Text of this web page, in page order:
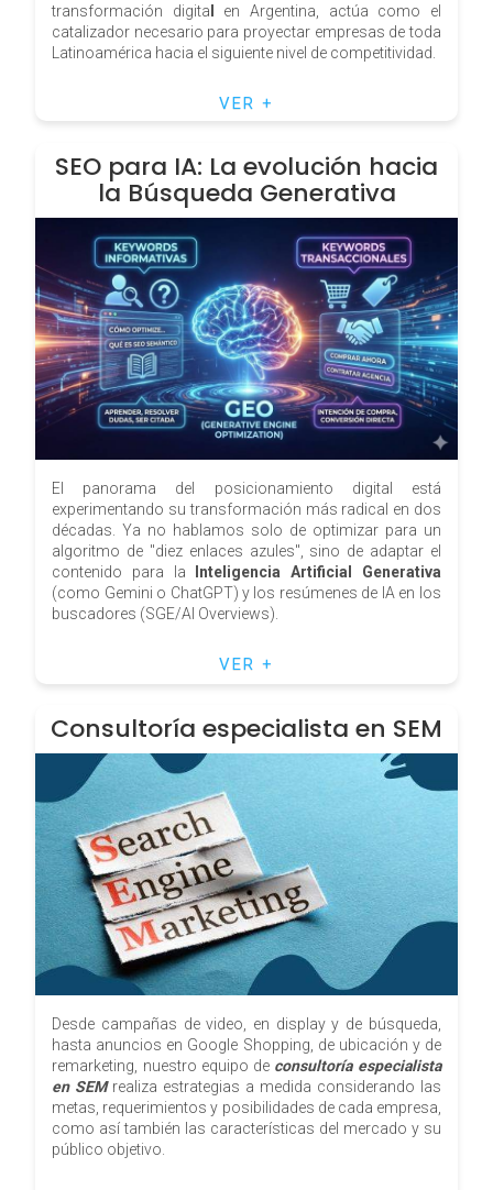
transformación digita
en Argentina, actúa como el
catalizador necesario para proyectar empresas de toda
Latinoamérica hacia el siguiente nivel de competitividad.
VER +
SEO para IA: La evolución hacia
la Búsqueda Generativa
El panorama del posicionamiento digital está
experimentando su transformación más radical en dos
décadas. Ya no hablamos solo de optimizar para un
algoritmo de "diez enlaces azules", sino de adaptar el
contenido para la
Inteligencia Artificial Generativa
(como Gemini o ChatGPT) y los resúmenes de IA en los
buscadores (SGE/AI Overviews).
VER +
Consultoría especialista en SEM
Desde campañas de video, en display y de búsqueda,
hasta anuncios en Google Shopping, de ubicación y de
remarketing, nuestro equipo de consultoría especialista
en SEMrealiza estrategias a medida considerando las
metas, requerimientos y posibilidades de cada empresa,
como así también las características del mercado y su
público objetivo.